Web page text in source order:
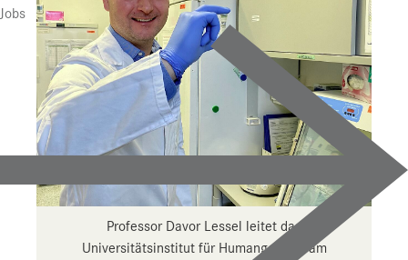
Jobs
Professor Davor Lessel leitet das
Universitätsinstitut für Humangenetik am